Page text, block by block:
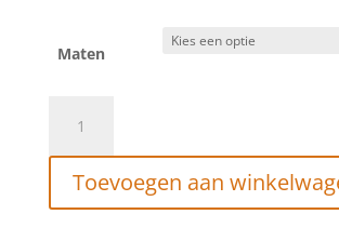
Maten
Tapered
6811
Toevoegen aan